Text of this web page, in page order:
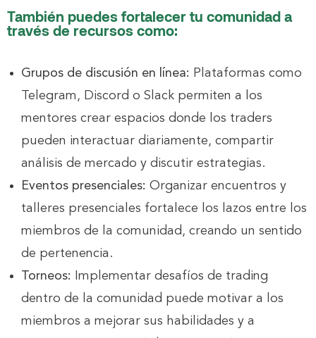
También puedes fortalecer tu comunidad a
través de recursos como:
Grupos de discusión en línea: Plataformas como
Telegram, Discord o Slack permiten a los
mentores crear espacios donde los traders
pueden interactuar diariamente, compartir
análisis de mercado y discutir estrategias.
Eventos presenciales: Organizar encuentros y
talleres presenciales fortalece los lazos entre los
miembros de la comunidad, creando un sentido
de pertenencia.
Torneos:
Implementar desafíos de trading
dentro de la comunidad puede motivar a los
miembros a mejorar sus habilidades y a